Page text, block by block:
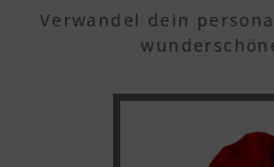
Verwandel dein